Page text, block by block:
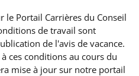
le Portail Carrières du Conseil
de travail sont
de l'avis de vacance.
ces conditions au cours du
mise à jour sur notre portail